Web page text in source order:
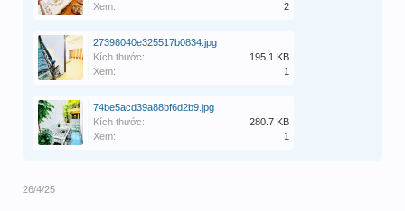
Xem:
2
27398040e325517b0834.jpg
Kích thước:
195.1 KB
Xem:
1
74be5acd39a88bf6d2b9.jpg
Kích thước:
280.7 KB
Xem:
1
26/4/25